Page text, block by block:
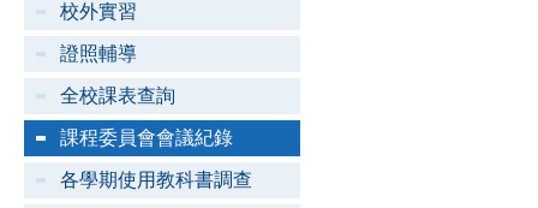
校外實習
證照輔導
全校課表查詢
課程委員會會議紀錄
各學期使用教科書調查